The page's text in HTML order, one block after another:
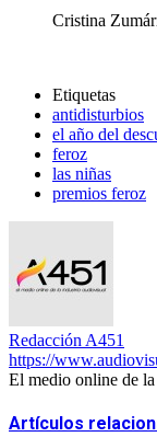
Cristina
Etiquetas
antidisturbios
el año del
feroz
las niñas
premios feroz
Redacción A451
https://
El medio online de
Artículos